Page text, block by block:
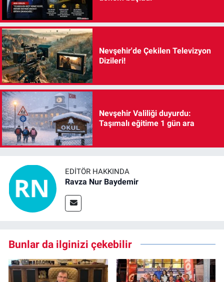
Nevşehir'de Çekilen Televizyon
Dizileri!
Nevşehir Valiliği duyurdu:
Taşımalı eğitime 1 gün ara
EDITÖR HAKKINDA
Ravza Nur Baydemir
Bunlar da ilginizi çekebilir